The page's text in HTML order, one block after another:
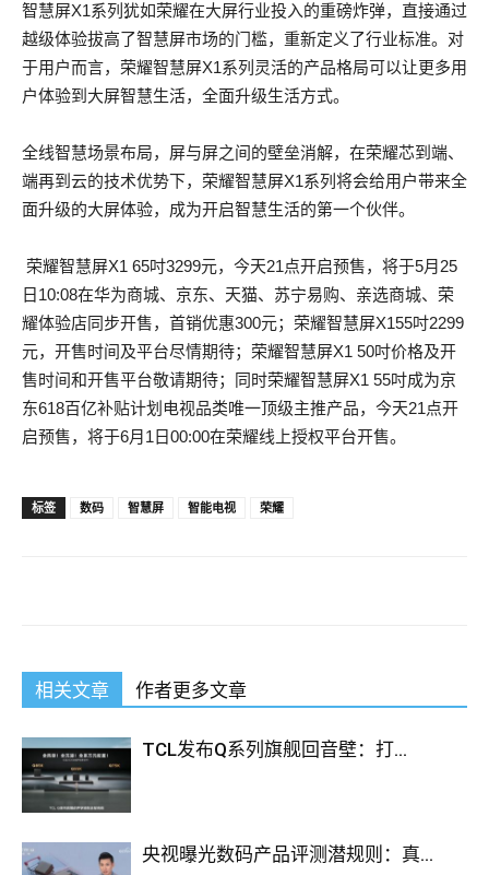
智慧屏X1系列犹如荣耀在大屏行业投入的重磅炸弹，直接通过
越级体验拔高了智慧屏市场的门槛，重新定义了行业标准。对
于用户而言，荣耀智慧屏X1系列灵活的产品格局可以让更多用
户体验到大屏智慧生活，全面升级生活方式。
全线智慧场景布局，屏与屏之间的壁垒消解，在荣耀芯到端、
端再到云的技术优势下，荣耀智慧屏X1系列将会给用户带来全
面升级的大屏体验，成为开启智慧生活的第一个伙伴。
荣耀智慧屏X1 65吋3299元，今天21点开启预售，将于5月25
日10:08在华为商城、京东、天猫、苏宁易购、亲选商城、荣
耀体验店同步开售，首销优惠300元；荣耀智慧屏X155吋2299
元，开售时间及平台尽情期待；荣耀智慧屏X1 50吋价格及开
售时间和开售平台敬请期待；同时荣耀智慧屏X1 55吋成为京
东618百亿补贴计划电视品类唯一顶级主推产品，今天21点开
启预售，将于6月1日00:00在荣耀线上授权平台开售。
标签 数码 智慧屏 智能电视 荣耀
相关文章 作者更多文章
TCL发布Q系列旗舰回音壁：打...
央视曝光数码产品评测潜规则：真...